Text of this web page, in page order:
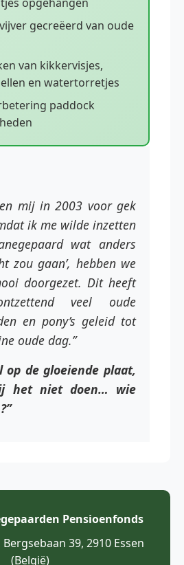
gecreëerd van oude
van kikkervisjes,
en watertorretjes
paddock
mij in 2003 voor gek
ik me wilde inzetten
wat anders
zou gaan’, hebben we
doorgezet. Dit heeft
veel oude
en pony’s geleid tot
oude dag.”
op de gloeiende plaat,
het niet doen… wie
Pensioenfonds
Bergsebaan 39, 2910 Essen
(België)